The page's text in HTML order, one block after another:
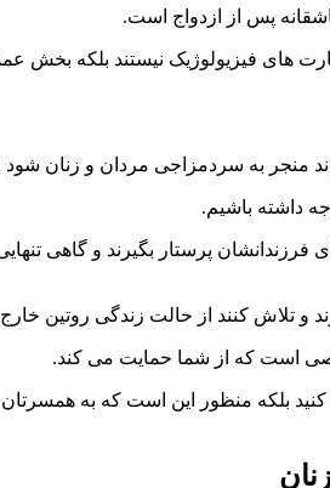
پس از ازدواج است.
های فیزیولوژیک نیستند بلکه بخش
به سردمزاجی مردان و زنان شود
داشته باشیم.
پرستار بگیرند و گاهی
و تلاش کنند از حالت زندگی روتین
است که از شما حمایت می کند.
بلکه منظور این است که به